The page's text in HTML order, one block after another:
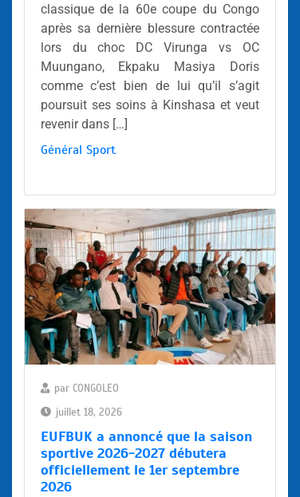
classique de la 60e coupe du Congo
après sa dernière blessure contractée
lors du choc DC Virunga vs OC
Muungano, Ekpaku Masiya Doris
comme c’est bien de lui qu’il s’agit
poursuit ses soins à Kinshasa et veut
revenir dans […]
Général Sport
par CONGOLEO
juillet 18, 2026
EUFBUK a annoncé que la saison
sportive 2026-2027 débutera
officiellement le 1er septembre
2026